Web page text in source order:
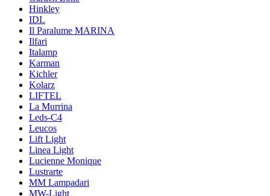
Hinkley
IDL
Il Paralume MARINA
Ilfari
Italamp
Karman
Kichler
Kolarz
LIFTEL
La Murrina
Leds-C4
Leucos
Lift Light
Linea Light
Lucienne Monique
Lustrarte
MM Lampadari
MW-Light